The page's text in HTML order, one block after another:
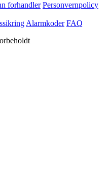
forhandler Personvernpolicy
Alarmkoder FAQ